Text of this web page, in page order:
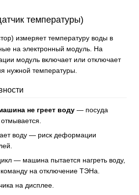
температуры)
измеряет температуру воды в
на электронный модуль. На
модуль включает или отключает
нужной температуры.
не греет воду — посуда
воду — риск деформации
— машина пытается нагреть воду,
на отключение ТЭНа.
на дисплее.